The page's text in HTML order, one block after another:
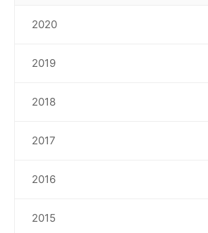
2020
2019
2018
2017
2016
2015